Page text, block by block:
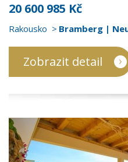
20 600 985 Kč
Rakousko Bramberg |
Zobrazit detail